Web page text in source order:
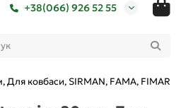
+38(066) 926 52 55
ковбаси, SIRMAN, FAMA, FIMAR